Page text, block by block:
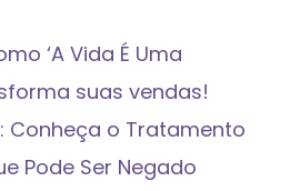
‘A Vida É Uma
suas vendas!
Conheça o Tratamento
Pode Ser Negado